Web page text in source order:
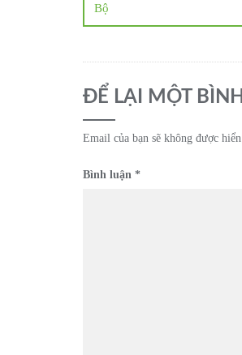
Bộ
ĐỂ LẠI MỘT
Email của bạn sẽ không được
Bình luận *